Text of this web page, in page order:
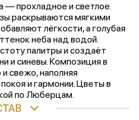
— прохладное и светлое.
раскрываются мягкими
лёгкости, а голубая
неба над водой.
палитры и создаёт
и синевы. Композиция в
свежо, наполняя
и гармонии. Цветы в
по Люберцам.